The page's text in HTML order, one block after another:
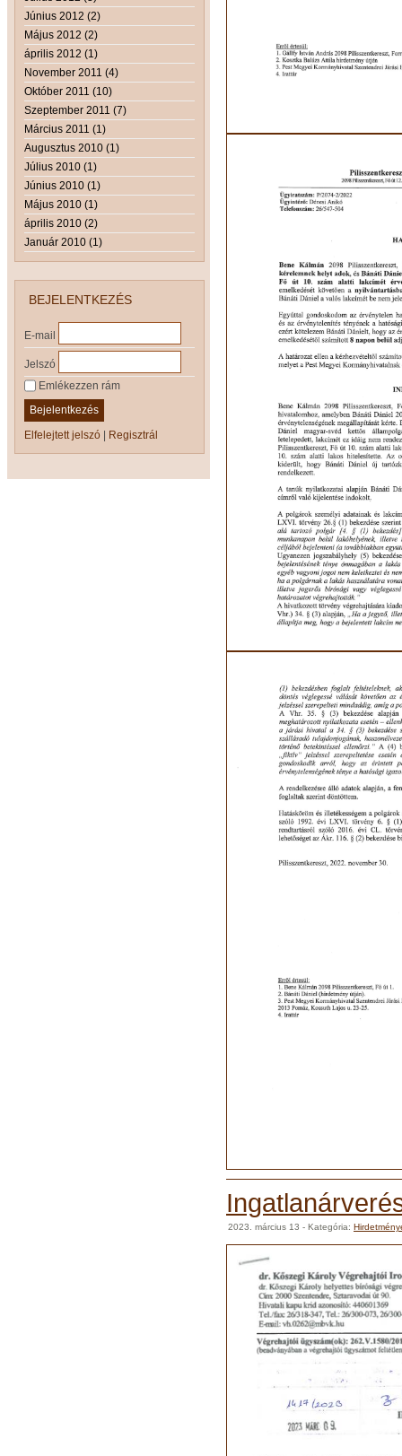
Június 2012 (2)
Május 2012 (2)
április 2012 (1)
November 2011 (4)
Október 2011 (10)
Szeptember 2011 (7)
Március 2011 (1)
Augusztus 2010 (1)
Július 2010 (1)
Június 2010 (1)
Május 2010 (1)
április 2010 (2)
Január 2010 (1)
BEJELENTKEZÉS
E-mail
Jelszó
Emlékezzen rám
Bejelentkezés
Elfelejtett jelszó | Regisztrál
2023. március 13 - Kategória: